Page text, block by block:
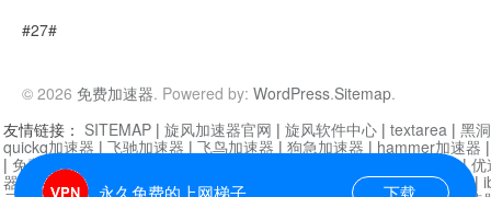
#27#
© 2026 免费加速器. Powered by: WordPress.Sitemap.
永久免费的上网梯子 下载
友情链接： SITEMAP | 旋风加速器官网 | 旋风软件中心 | textarea | 黑
quickq加速器 | 飞驰加速器 | 飞鸟加速器 | 狗急加速器 | hammer加速器
| 免费vqn加速外网 迷雾通|优
器| 快柠檬加速器 |黑洞加速 |falemon 快橙加速器|anycast加速器 |